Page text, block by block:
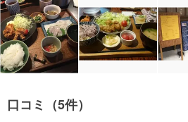
口コミ（5件）